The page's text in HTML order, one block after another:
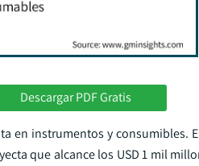
Descargar PDF Gratis
en instrumentos y consumibles.
que alcance los USD 1 mil